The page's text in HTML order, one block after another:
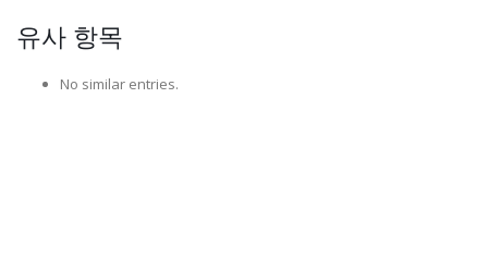
유사 항목
No similar entries.